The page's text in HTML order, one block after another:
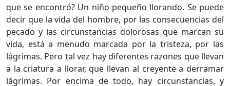
que se encontró? Un niño pequeño llorando. Se puede
decir que la vida del hombre, por las consecuencias del
pecado y las circunstancias dolorosas que marcan su
vida, está a menudo marcada por la tristeza, por las
lágrimas. Pero tal vez hay diferentes razones que llevan
a la criatura a llorar, que llevan al creyente a derramar
lágrimas. Por encima de todo, hay circunstancias, y